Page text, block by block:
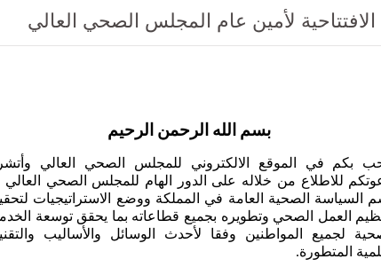
الافتتاحية لأمين عام المجلس الصحي العالي
بسم الله الرحمن الرحيم
بكم في الموقع الالكتروني للمجلس الصحي العالي
للاطلاع من خلاله على الدور الهام للمجلس الصحي
السياسة الصحية العامة في المملكة ووضع الاستراتيجيات
العمل الصحي وتطويره بجميع قطاعاته بما يحقق توسعة
لجميع المواطنين وفقا لأحدث الوسائل والأساليب
المتطورة.